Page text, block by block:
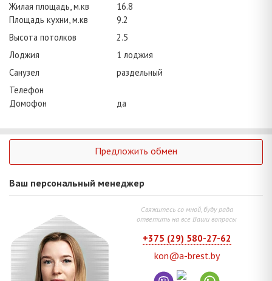
Жилая площадь, м.кв
16.8
Площадь кухни, м.кв
9.2
Высота потолков
2.5
Лоджия
1 лоджия
Санузел
раздельный
Телефон
Домофон
да
Предложить обмен
Ваш персональный менеджер
Свяжитесь со мной, буду рада
ответить на все Ваши вопросы
+375 (29) 580-27-62
kon@a-brest.by